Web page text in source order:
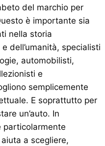
del marchio per
è importante sia
nella storia
dell’umanità, specialisti
automobilisti,
e
semplicemente
E soprattutto per
un’auto. In
particolarmente
a scegliere,